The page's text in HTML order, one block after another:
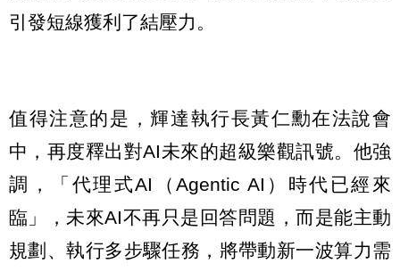
引發短線獲利了結壓力。
值得注意的是，輝達執行長黃仁勳在法說會
中，再度釋出對AI未來的超級樂觀訊號。他強
調，「代理式AI（Agentic AI）時代已經來
臨」，未來AI不再只是回答問題，而是能主動
規劃、執行多步驟任務，將帶動新一波算力需